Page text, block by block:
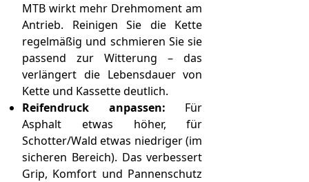
MTB wirkt mehr Drehmoment am
Antrieb. Reinigen Sie die Kette
regelmäßig und schmieren Sie sie
passend zur Witterung – das
verlängert die Lebensdauer von
Kette und Kassette deutlich.
Reifendruck anpassen: Für
Asphalt etwas höher, für
Schotter/Wald etwas niedriger (im
sicheren Bereich). Das verbessert
Grip, Komfort und Pannenschutz